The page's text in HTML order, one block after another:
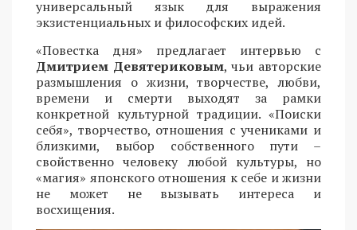
универсальный язык для выражения
экзистенциальных и философских идей.
«Повестка дня» предлагает интервью с
Дмитрием Девятериковым, чьи авторские
размышления о жизни, творчестве, любви,
времени и смерти выходят за рамки
конкретной культурной традиции. «Поиски
себя», творчество, отношения с учениками и
близкими, выбор собственного пути –
свойственно человеку любой культуры, но
«магия» японского отношения к себе и жизни
не может не вызывать интереса и
восхищения.